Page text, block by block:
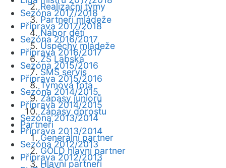
Realizační týmy
Partneři mládeže
Nábor dětí
Úspěchy mládeže
ZŠ Labská
SMS servis
Týmová fota
Zápasy juniorů
Zápasy dorostu
Partneři
Generální partner
GOLD hlavní partner
Hlavní partneři
Sezóna 2017/2018
Příprava 2017/2018
Sezóna 2016/2017
Příprava 2016/2017
Sezóna 2015/2016
Příprava 2015/2016
Sezóna 2014/2015
Příprava 2014/2015
Sezóna 2013/2014
Příprava 2013/2014
Sezóna 2012/2013
Příprava 2012/2013